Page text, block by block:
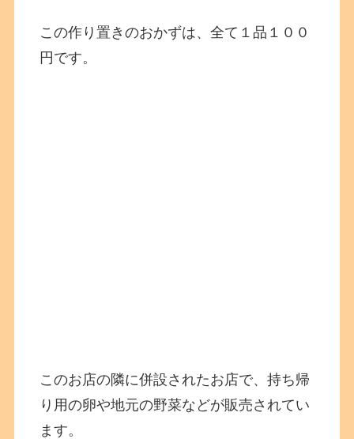
この作り置きのおかずは、全て１品１００
円です。
このお店の隣に併設されたお店で、持ち帰
り用の卵や地元の野菜などが販売されてい
ます。